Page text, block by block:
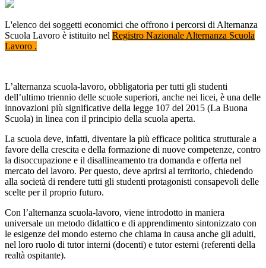
L'elenco dei soggetti economici che offrono i percorsi di Alternanza
Scuola Lavoro è istituito nel Registro Nazionale Alternanza Scuola
Lavoro .
L’alternanza scuola-lavoro, obbligatoria per tutti gli studenti
dell’ultimo triennio delle scuole superiori, anche nei licei, è una delle
innovazioni più significative della legge 107 del 2015 (La Buona
Scuola) in linea con il principio della scuola aperta.
La scuola deve, infatti, diventare la più efficace politica strutturale a
favore della crescita e della formazione di nuove competenze, contro
la disoccupazione e il disallineamento tra domanda e offerta nel
mercato del lavoro. Per questo, deve aprirsi al territorio, chiedendo
alla società di rendere tutti gli studenti protagonisti consapevoli delle
scelte per il proprio futuro.
Con l’alternanza scuola-lavoro, viene introdotto in maniera
universale un metodo didattico e di apprendimento sintonizzato con
le esigenze del mondo esterno che chiama in causa anche gli adulti,
nel loro ruolo di tutor interni (docenti) e tutor esterni (referenti della
realtà ospitante).